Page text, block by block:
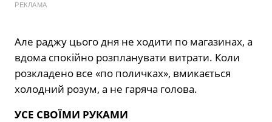
РЕКЛАМА
Але раджу цього дня не ходити по магазинах, а
вдома спокійно розпланувати витрати. Коли
розкладено все «по поличках», вмикається
холодний розум, а не гаряча голова.
УСЕ СВОЇМИ РУКАМИ